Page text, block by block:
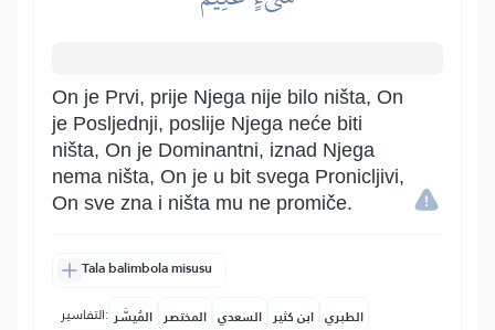
On je Prvi, prije Njega nije bilo ništa, On
je Posljednji, poslije Njega neće biti
ništa, On je Dominantni, iznad Njega
nema ništa, On je u bit svega Pronicljivi,
On sve zna i ništa mu ne promiče.
Tala balimbola misusu
التفاسير: المُيسَّر المختصر السعدي ابن كثير الطبري